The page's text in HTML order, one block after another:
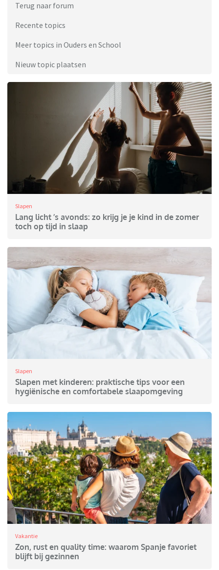
Terug naar forum
Recente topics
Meer topics in Ouders en School
Nieuw topic plaatsen
Slapen
Lang licht ’s avonds: zo krijg je je kind in de zomer
toch op tijd in slaap
Slapen
Slapen met kinderen: praktische tips voor een
hygiënische en comfortabele slaapomgeving
Vakantie
Zon, rust en quality time: waarom Spanje favoriet
blijft bij gezinnen